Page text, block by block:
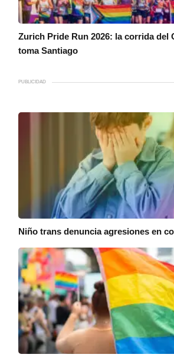
Zurich Pride Run 2026: la corrida del
toma Santiago
PUBLICIDAD
Niño trans denuncia agresiones en